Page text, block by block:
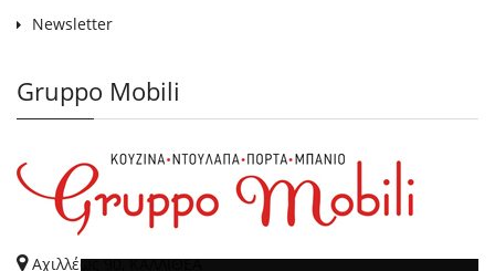
Newsletter
Gruppo Mobili
Αχιλλέως 90, ΚΑΛΛΙΘΕΑ